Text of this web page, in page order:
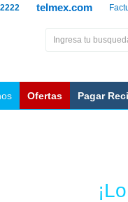
telmex.com
Ofertas Pagar